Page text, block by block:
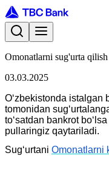
Omonatlarni sug'urta qilish
03.03.2025
Oʻzbekistonda istalgan
tomonidan
toʻsatdan bankrot
pullaringiz qaytariladi.
Sugʻurtani Omonatlarni